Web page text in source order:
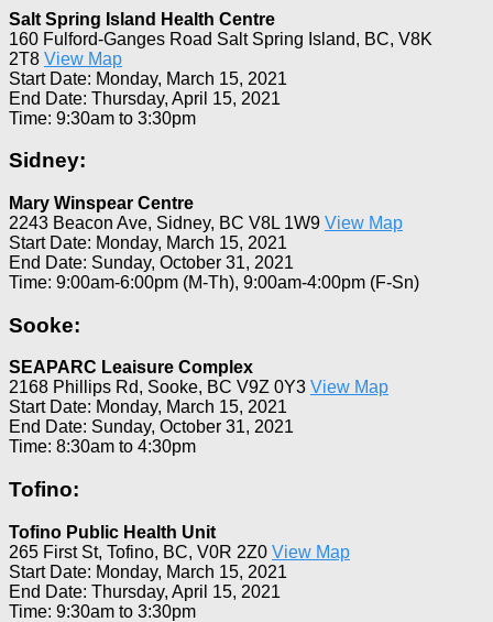
Salt Spring Island Health Centre
160 Fulford-Ganges Road Salt Spring Island, BC, V8K
2T8 View Map
Start Date: Monday, March 15, 2021
End Date: Thursday, April 15, 2021
Time: 9:30am to 3:30pm
Sidney:
Mary Winspear Centre
2243 Beacon Ave, Sidney, BC V8L 1W9 View Map
Start Date: Monday, March 15, 2021
End Date: Sunday, October 31, 2021
Time: 9:00am-6:00pm (M-Th), 9:00am-4:00pm (F-Sn)
Sooke:
SEAPARC Leaisure Complex
2168 Phillips Rd, Sooke, BC V9Z 0Y3 View Map
Start Date: Monday, March 15, 2021
End Date: Sunday, October 31, 2021
Time: 8:30am to 4:30pm
Tofino:
Tofino Public Health Unit
265 First St, Tofino, BC, V0R 2Z0 View Map
Start Date: Monday, March 15, 2021
End Date: Thursday, April 15, 2021
Time: 9:30am to 3:30pm